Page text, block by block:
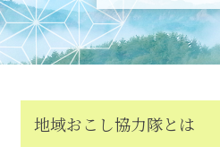
地域おこし協力隊とは